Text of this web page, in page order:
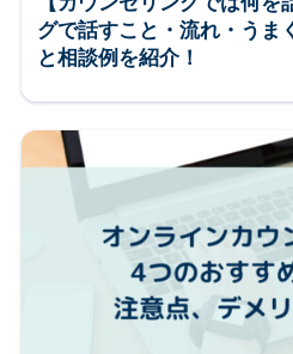
グで話すこと・流れ・うま
と相談例を紹介！